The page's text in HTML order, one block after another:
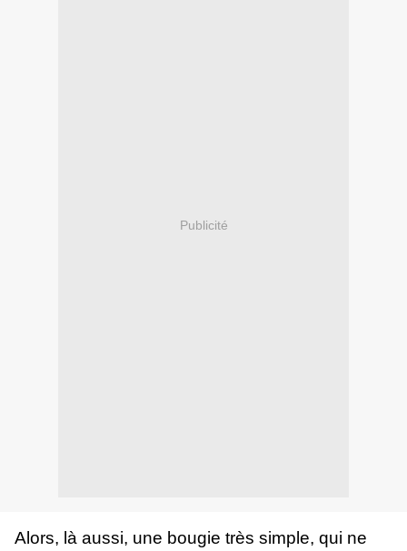
Publicité
Alors, là aussi, une bougie très simple, qui ne